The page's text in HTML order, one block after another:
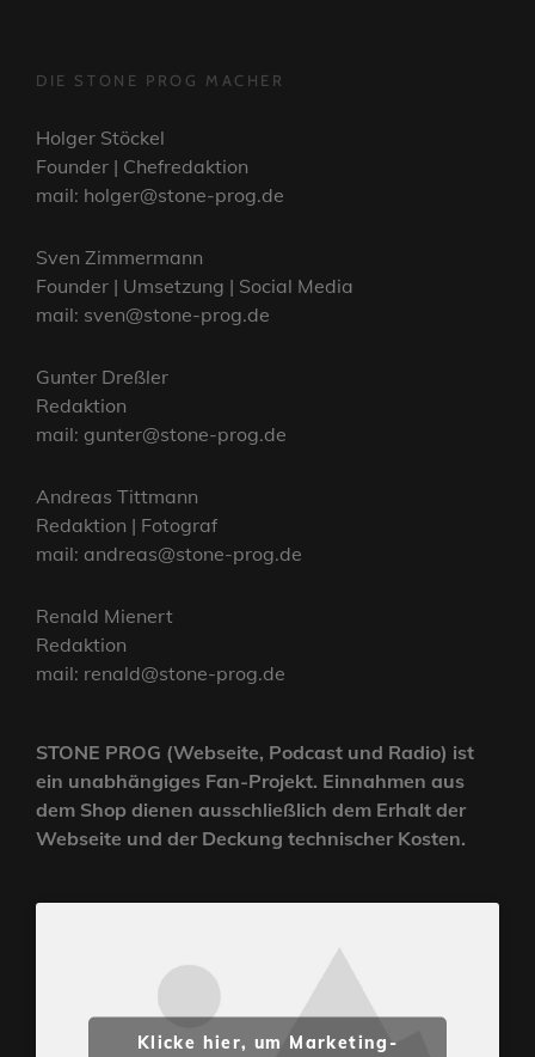
DIE STONE PROG MACHER
Holger Stöckel
Founder | Chefredaktion
mail: holger@stone-prog.de
Sven Zimmermann
Founder | Umsetzung | Social Media
mail: sven@stone-prog.de
Gunter Dreßler
Redaktion
mail: gunter@stone-prog.de
Andreas Tittmann
Redaktion | Fotograf
mail: andreas@stone-prog.de
Renald Mienert
Redaktion
mail: renald@stone-prog.de
STONE PROG (Webseite, Podcast und Radio) ist
ein unabhängiges Fan-Projekt. Einnahmen aus
dem Shop dienen ausschließlich dem Erhalt der
Webseite und der Deckung technischer Kosten.
Klicke hier, um Marketing-